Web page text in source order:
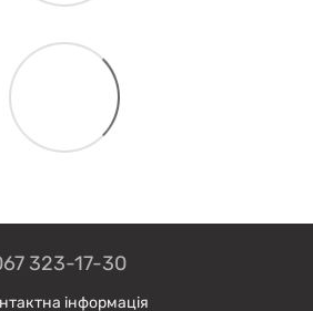
323-17-30
інформація